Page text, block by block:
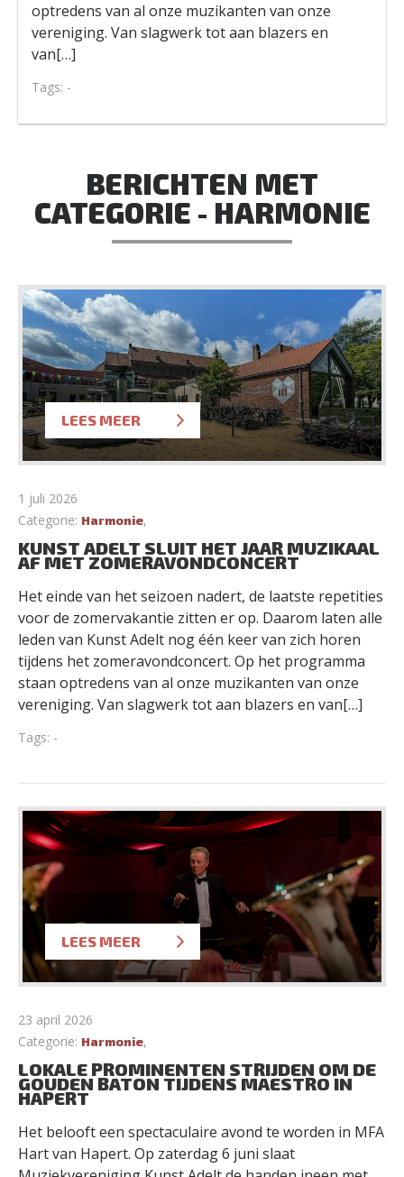
optredens van al onze muzikanten van onze
vereniging. Van slagwerk tot aan blazers en
van[…]
Tags: -
BERICHTEN MET
CATEGORIE - HARMONIE
LEES MEER
1 juli 2026
Categorie: Harmonie,
KUNST ADELT SLUIT HET JAAR MUZIKAAL
AF MET ZOMERAVONDCONCERT
Het einde van het seizoen nadert, de laatste repetities
voor de zomervakantie zitten er op. Daarom laten alle
leden van Kunst Adelt nog één keer van zich horen
tijdens het zomeravondconcert. Op het programma
staan optredens van al onze muzikanten van onze
vereniging. Van slagwerk tot aan blazers en van[…]
Tags: -
LEES MEER
23 april 2026
Categorie: Harmonie,
LOKALE PROMINENTEN STRIJDEN OM DE
GOUDEN BATON TIJDENS MAESTRO IN
HAPERT
Het belooft een spectaculaire avond te worden in MFA
Hart van Hapert. Op zaterdag 6 juni slaat